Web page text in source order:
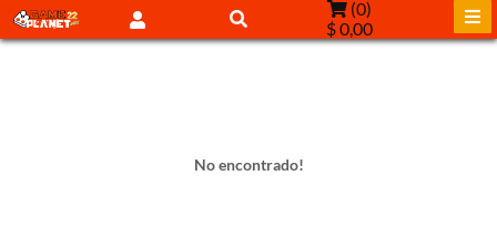
(0)
$ 0,00
No encontrado!